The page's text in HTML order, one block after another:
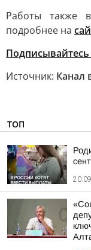
Работы также
подробнее на
Источник: Канал
ТОП
20:09